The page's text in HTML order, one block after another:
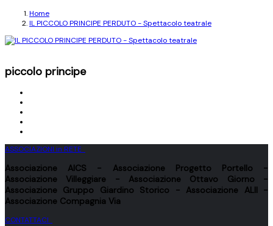
Home
IL PICCOLO PRINCIPE PERDUTO - Spettacolo teatrale
piccolo principe
ASSOCIAZIONI in RETE
Associazione AICS - Associazione Progetto Portello -
Associazione Villeggiare - Associazione Ottavo Giorno -
Associazione Gruppo Giardino Storico - Associazione ALII -
Associazione Compagnia Via
CONTATTACI